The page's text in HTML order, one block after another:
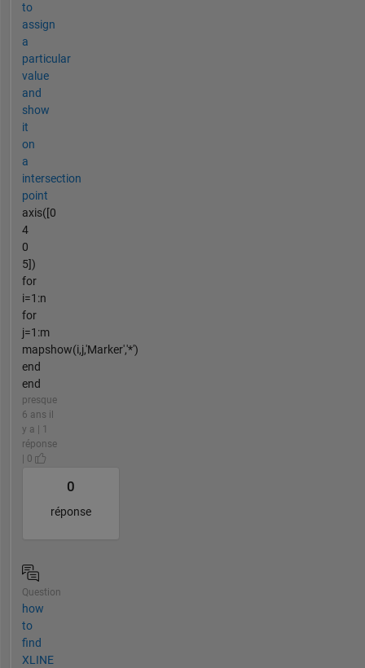
to
assign
a
particular
value
and
show
it
on
a
intersection
point
axis([0
4
0
5])
for
i=1:n
for
j=1:m
mapshow(i,j,'Marker','*')
end
end
presque
6 ans il
y a | 1
réponse
| 0
0
réponse
Question
how
to
find
XLINE